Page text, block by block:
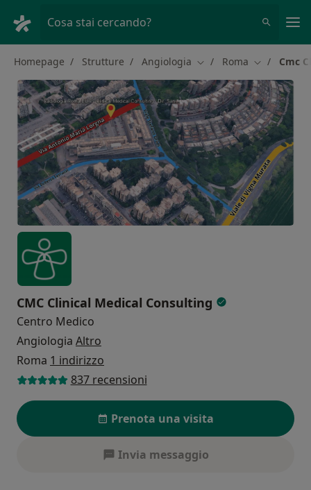
Cosa stai cercando?
Homepage Strutture Angiologia Cambia città
Roma Cambia città
Cmc
CMC Clinical Medical Consulting
Centro Medico
Angiologia Altro
Roma 1 indirizzo
837 recensioni
Prenota una visita
Invia messaggio